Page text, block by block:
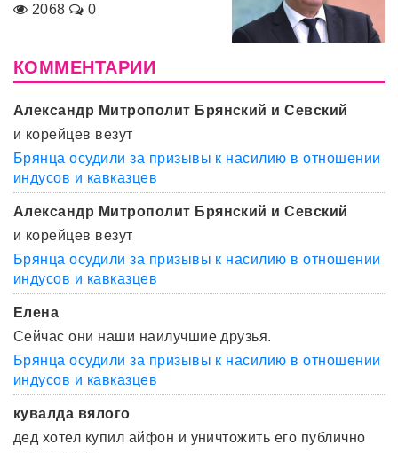
2068
0
КОММЕНТАРИИ
Александр Митрополит Брянский и Севский
и корейцев везут
Брянца осудили за призывы к насилию в отношении
индусов и кавказцев
Александр Митрополит Брянский и Севский
и корейцев везут
Брянца осудили за призывы к насилию в отношении
индусов и кавказцев
Елена
Сейчас они наши наилучшие друзья.
Брянца осудили за призывы к насилию в отношении
индусов и кавказцев
кувалда вялого
дед хотел купил айфон и уничтожить его публично